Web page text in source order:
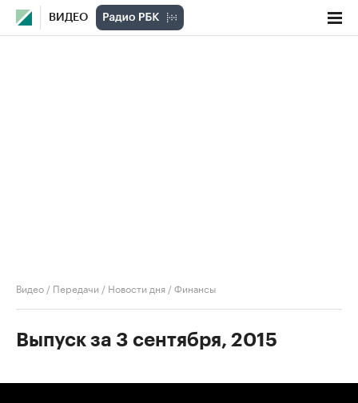
ВИДЕО
Видео / Передачи / Новости дня /Финансы
Выпуск за 3 сентября, 2015